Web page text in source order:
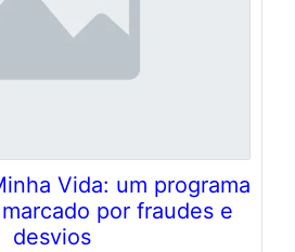
Vida: um programa
por fraudes e
desvios